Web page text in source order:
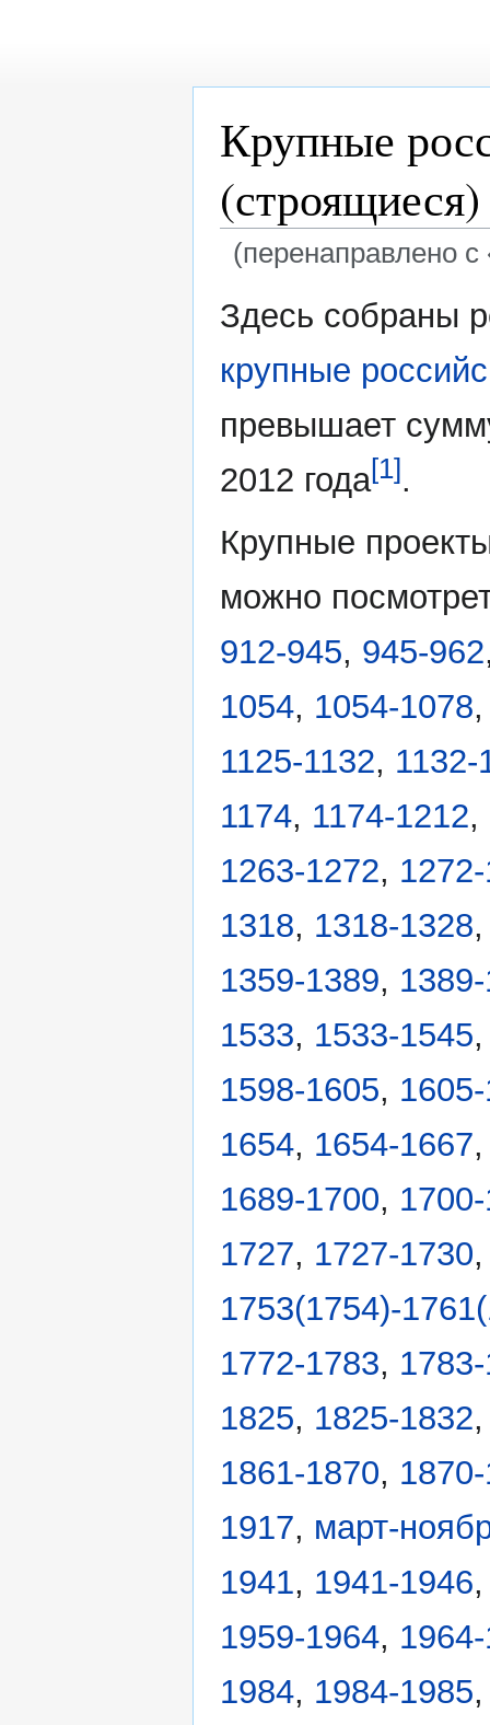
Крупные
(строящиеся)
(перенаправлено с
ккЗдесь собраны
крупные
превышает
2012 года[1].
Крупные
можно
912-945, 945-962
1054, 1054-1078
1125-1132, 1132-
1174, 1174-1212,
1263-1272,
1318, 1318-1328
1359-1389,
1533, 1533-1545
1598-1605,
1654, 1654-1667
1689-1700,
1727, 1727-1730
1753(1754)-
1772-1783,
1825, 1825-1832
1861-1870,
1917, март-
1941, 1941-1946
1959-1964,
1984, 1984-1985